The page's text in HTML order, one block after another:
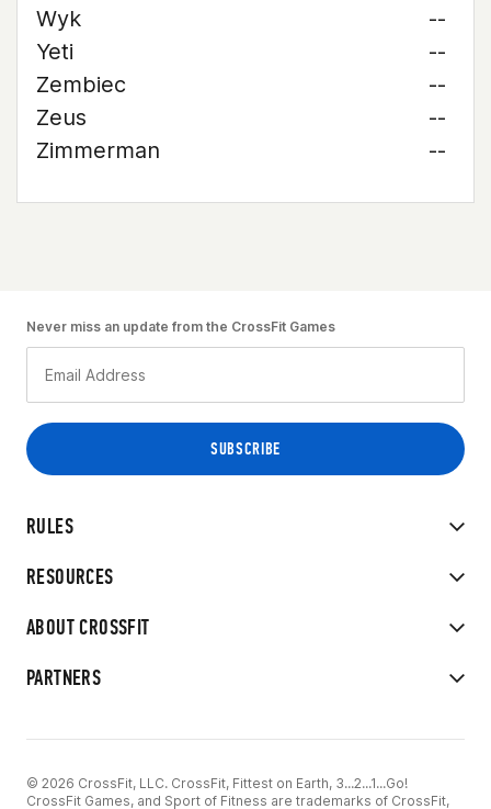
Wyk
--
Yeti
--
Zembiec
--
Zeus
--
Zimmerman
--
RULES
RESOURCES
ABOUT CROSSFIT
PARTNERS
Never miss an update from the CrossFit Games
© 2026 CrossFit, LLC. CrossFit, Fittest on Earth, 3...2...1...Go!
CrossFit Games, and Sport of Fitness are trademarks of CrossFit,